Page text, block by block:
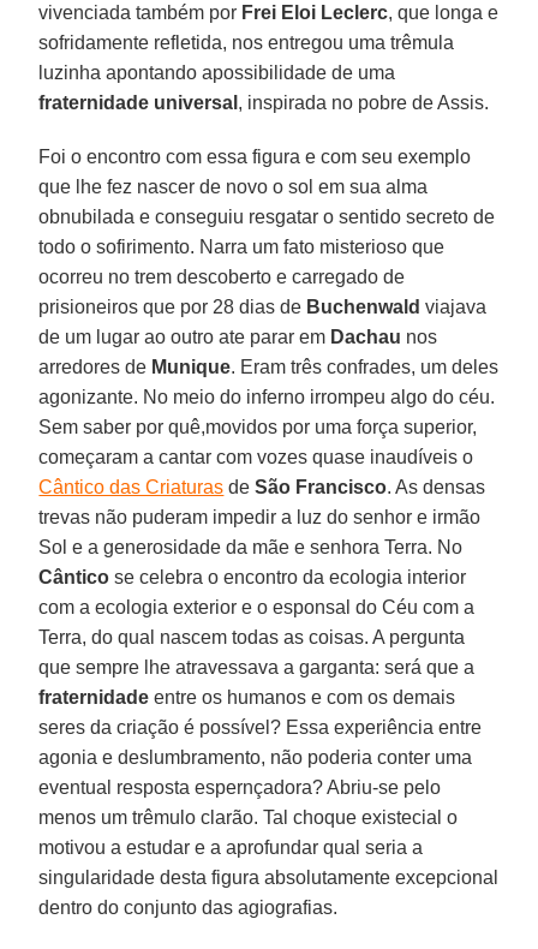
vivenciada também por Frei Eloi Leclerc, que longa e
sofridamente refletida, nos entregou uma trêmula
luzinha apontando apossibilidade de uma
fraternidade universal , inspirada no pobre de Assis.
Foi o encontro com essa figura e com seu exemplo
que lhe fez nascer de novo o sol em sua alma
obnubilada e conseguiu resgatar o sentido secreto de
todo o sofirimento. Narra um fato misterioso que
ocorreu no trem descoberto e carregado de
prisioneiros que por 28 dias de Buchenwald viajava
de um lugar ao outro ate parar em Dachau nos
arredores de Munique. Eram três confrades, um deles
agonizante. No meio do inferno irrompeu algo do céu.
Sem saber por quê,movidos por uma força superior,
começaram a cantar com vozes quase inaudíveis o
Cântico das Criaturas de São Francisco. As densas
trevas não puderam impedir a luz do senhor e irmão
Sol e a generosidade da mãe e senhora Terra. No
Cântico se celebra o encontro da ecologia interior
com a ecologia exterior e o esponsal do Céu com a
Terra, do qual nascem todas as coisas. A pergunta
que sempre lhe atravessava a garganta: será que a
fraternidade entre os humanos e com os demais
seres da criação é possível? Essa experiência entre
agonia e deslumbramento, não poderia conter uma
eventual resposta espernçadora? Abriu-se pelo
menos um trêmulo clarão. Tal choque existecial o
motivou a estudar e a aprofundar qual seria a
singularidade desta figura absolutamente excepcional
dentro do conjunto das agiografias.